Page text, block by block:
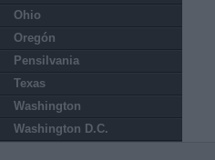
Ohio
Oregón
Pensilvania
Texas
Washington
Washington D.C.